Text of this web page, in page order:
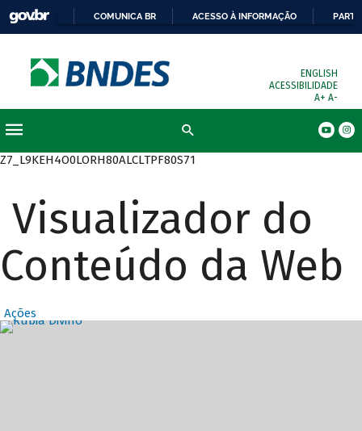
COMUNICA BR ACESSO À INFORMAÇÃO
ENGLISH
ACESSIBILIDADE
A+ A-
Z7_L9KEH4O0LORH80ALCLTPF80S71
Visualizador do
Conteúdo da Web
Ações
Destaques